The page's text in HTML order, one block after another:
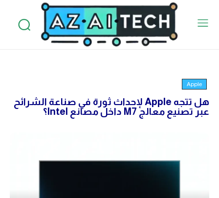
Apple
هل تتجه Apple لإحداث ثورة في صناعة الشرائح
عبر تصنيع معالج M7 داخل مصانع Intel؟